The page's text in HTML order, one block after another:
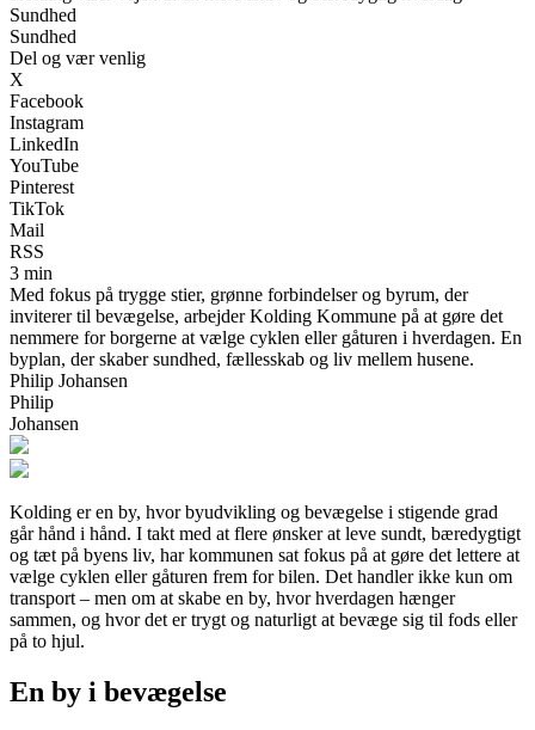
Sundhed
Sundhed
Del og vær venlig
X
Facebook
Instagram
LinkedIn
YouTube
Pinterest
TikTok
Mail
RSS
3 min
Med fokus på trygge stier, grønne forbindelser og byrum, der
inviterer til bevægelse, arbejder Kolding Kommune på at gøre det
nemmere for borgerne at vælge cyklen eller gåturen i hverdagen. En
byplan, der skaber sundhed, fællesskab og liv mellem husene.
Philip Johansen
Philip
Johansen
Kolding er en by, hvor byudvikling og bevægelse i stigende grad
går hånd i hånd. I takt med at flere ønsker at leve sundt, bæredygtigt
og tæt på byens liv, har kommunen sat fokus på at gøre det lettere at
vælge cyklen eller gåturen frem for bilen. Det handler ikke kun om
transport – men om at skabe en by, hvor hverdagen hænger
sammen, og hvor det er trygt og naturligt at bevæge sig til fods eller
på to hjul.
En by i bevægelse